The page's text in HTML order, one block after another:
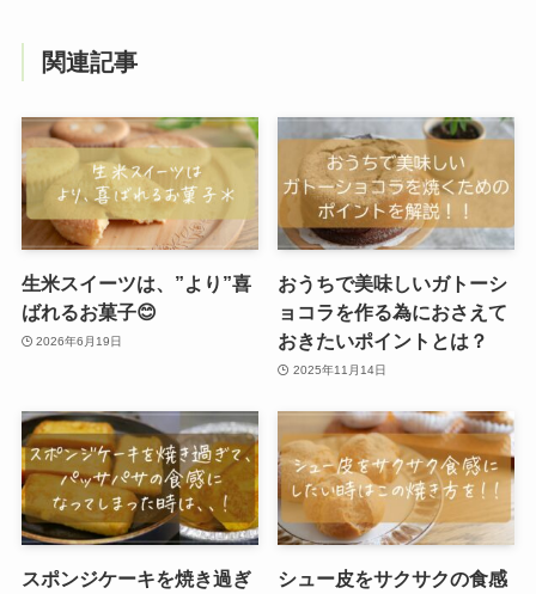
関連記事
生米スイーツは、”より”喜
ばれるお菓子😊
2026年6月19日
️おうちで美味しいガトーシ
ョコラを作る為におさえて
おきたいポイントとは？
2025年11月14日
スポンジケーキを焼き過ぎ
シュー皮をサクサクの食感